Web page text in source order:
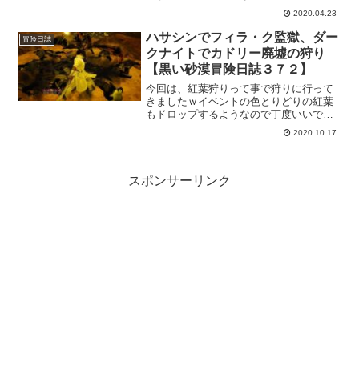
けませんけど前に見た時アイテムの仕様
変更について書かれたあったので、まと
めておこうかと思います。また、各イベ
ントもメンテ終了後から順次開催される
ようなので楽しみですね。
2020.04.23
冒険日誌
ハサシンでフィラ・ク監獄、ダー
クナイトでカドリー廃墟の狩り
【黒い砂漠冒険日誌３７２】
今回は、紅葉狩りって事で狩りに行って
きましたｗイベントの色とりどりの紅葉
もドロップするようなので丁度いいでし
ょ。ハサシンはオータムシーズンで使っ
てたので何とか操作できたけど、ダーク
るとこういう時にややこしくなる。
2020.10.17
スポンサーリンク